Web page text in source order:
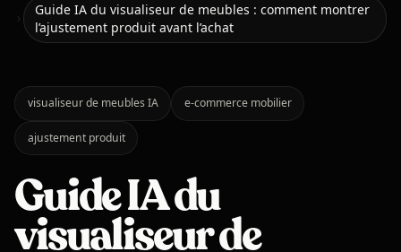
Room AI Studio
Langue
Français
Guide IA du visualiseur de meubles : comment montrer
l’ajustement produit avant l’achat
visualiseur de meubles IA e-commerce mobilier
ajustement produit
Guide IA du
visualiseur de